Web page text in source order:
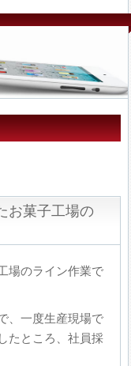
お菓子工場の
場のライン作業で
、一度生産現場で
たところ、社員採